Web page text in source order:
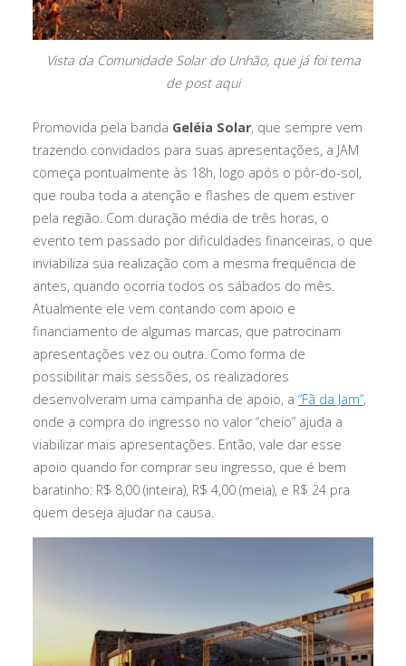
Vista da Comunidade Solar do Unhão, que já foi tema
de post aqui
Promovida pela banda Geléia Solar, que sempre vem
trazendo convidados para suas apresentações, a JAM
começa pontualmente às 18h, logo após o pôr-do-sol,
que rouba toda a atenção e flashes de quem estiver
pela região. Com duração média de três horas, o
evento tem passado por dificuldades financeiras, o que
inviabiliza sua realização com a mesma frequência de
antes, quando ocorria todos os sábados do mês.
Atualmente ele vem contando com apoio e
financiamento de algumas marcas, que patrocinam
apresentações vez ou outra. Como forma de
possibilitar mais sessões, os realizadores
desenvolveram uma campanha de apoio, a “Fã da Jam”,
onde a compra do ingresso no valor “cheio” ajuda a
viabilizar mais apresentações. Então, vale dar esse
apoio quando for comprar seu ingresso, que é bem
baratinho: R$ 8,00 (inteira), R$ 4,00 (meia), e R$ 24 pra
quem deseja ajudar na causa.